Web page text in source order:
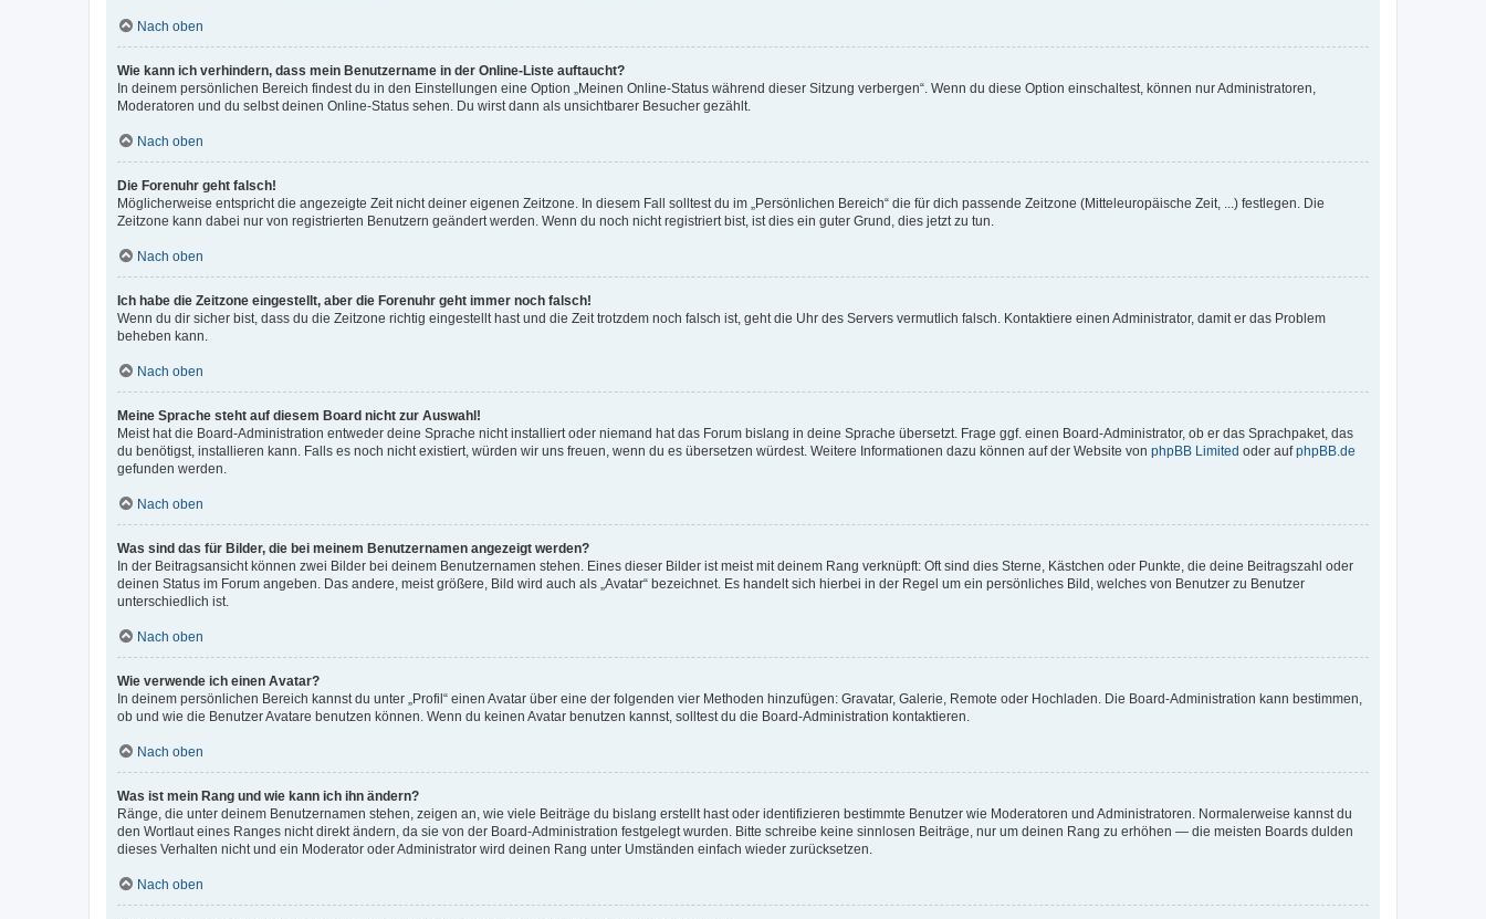
Nach oben
Wie kann ich verhindern, dass mein Benutzername in der Online-Liste auftaucht?
In deinem persönlichen Bereich findest du in den Einstellungen eine Option „Meinen Online-Status während dieser Sitzung verbergen“. Wenn du diese Option einschaltest, können nur Administratoren,
Moderatoren und du selbst deinen Online-Status sehen. Du wirst dann als unsichtbarer Besucher gezählt.
Nach oben
Die Forenuhr geht falsch!
Möglicherweise entspricht die angezeigte Zeit nicht deiner eigenen Zeitzone. In diesem Fall solltest du im „Persönlichen Bereich“ die für dich passende Zeitzone (Mitteleuropäische Zeit, ...) festlegen. Die
Zeitzone kann dabei nur von registrierten Benutzern geändert werden. Wenn du noch nicht registriert bist, ist dies ein guter Grund, dies jetzt zu tun.
Nach oben
Ich habe die Zeitzone eingestellt, aber die Forenuhr geht immer noch falsch!
Wenn du dir sicher bist, dass du die Zeitzone richtig eingestellt hast und die Zeit trotzdem noch falsch ist, geht die Uhr des Servers vermutlich falsch. Kontaktiere einen Administrator, damit er das Problem
beheben kann.
Nach oben
Meine Sprache steht auf diesem Board nicht zur Auswahl!
Meist hat die Board-Administration entweder deine Sprache nicht installiert oder niemand hat das Forum bislang in deine Sprache übersetzt. Frage ggf. einen Board-Administrator, ob er das Sprachpaket, das
du benötigst, installieren kann. Falls es noch nicht existiert, würden wir uns freuen, wenn du es übersetzen würdest. Weitere Informationen dazu können auf der Website von phpBB Limited oder aufphpBB.de
gefunden werden.
Nach oben
Was sind das für Bilder, die bei meinem Benutzernamen angezeigt werden?
In der Beitragsansicht können zwei Bilder bei deinem Benutzernamen stehen. Eines dieser Bilder ist meist mit deinem Rang verknüpft: Oft sind dies Sterne, Kästchen oder Punkte, die deine Beitragszahl oder
deinen Status im Forum angeben. Das andere, meist größere, Bild wird auch als „Avatar“ bezeichnet. Es handelt sich hierbei in der Regel um ein persönliches Bild, welches von Benutzer zu Benutzer
unterschiedlich ist.
Nach oben
Wie verwende ich einen Avatar?
In deinem persönlichen Bereich kannst du unter „Profil“ einen Avatar über eine der folgenden vier Methoden hinzufügen: Gravatar, Galerie, Remote oder Hochladen. Die Board-Administration kann bestimmen,
ob und wie die Benutzer Avatare benutzen können. Wenn du keinen Avatar benutzen kannst, solltest du die Board-Administration kontaktieren.
Nach oben
Was ist mein Rang und wie kann ich ihn ändern?
Ränge, die unter deinem Benutzernamen stehen, zeigen an, wie viele Beiträge du bislang erstellt hast oder identifizieren bestimmte Benutzer wie Moderatoren und Administratoren. Normalerweise kannst du
den Wortlaut eines Ranges nicht direkt ändern, da sie von der Board-Administration festgelegt wurden. Bitte schreibe keine sinnlosen Beiträge, nur um deinen Rang zu erhöhen — die meisten Boards dulden
dieses Verhalten nicht und ein Moderator oder Administrator wird deinen Rang unter Umständen einfach wieder zurücksetzen.
Nach oben